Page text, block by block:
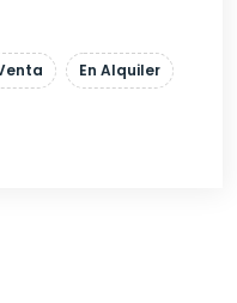
En Alquiler